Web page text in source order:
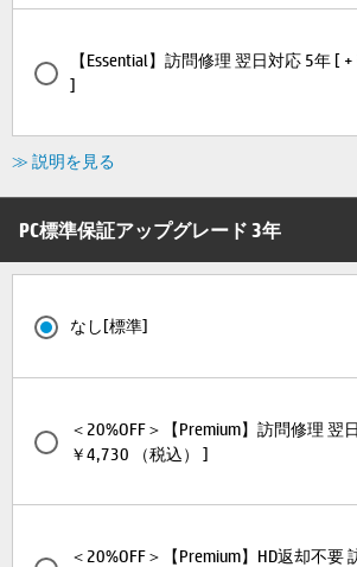
【Essential】訪問修理 翌日対応 5年 [
]
≫ 説明を見る
PC標準保証アップグレード 3年
なし[標準]
＜20%OFF＞【Premium】訪問修理 翌
￥4,730 （税込） ]
＜20%OFF＞【Premium】HD返却不要